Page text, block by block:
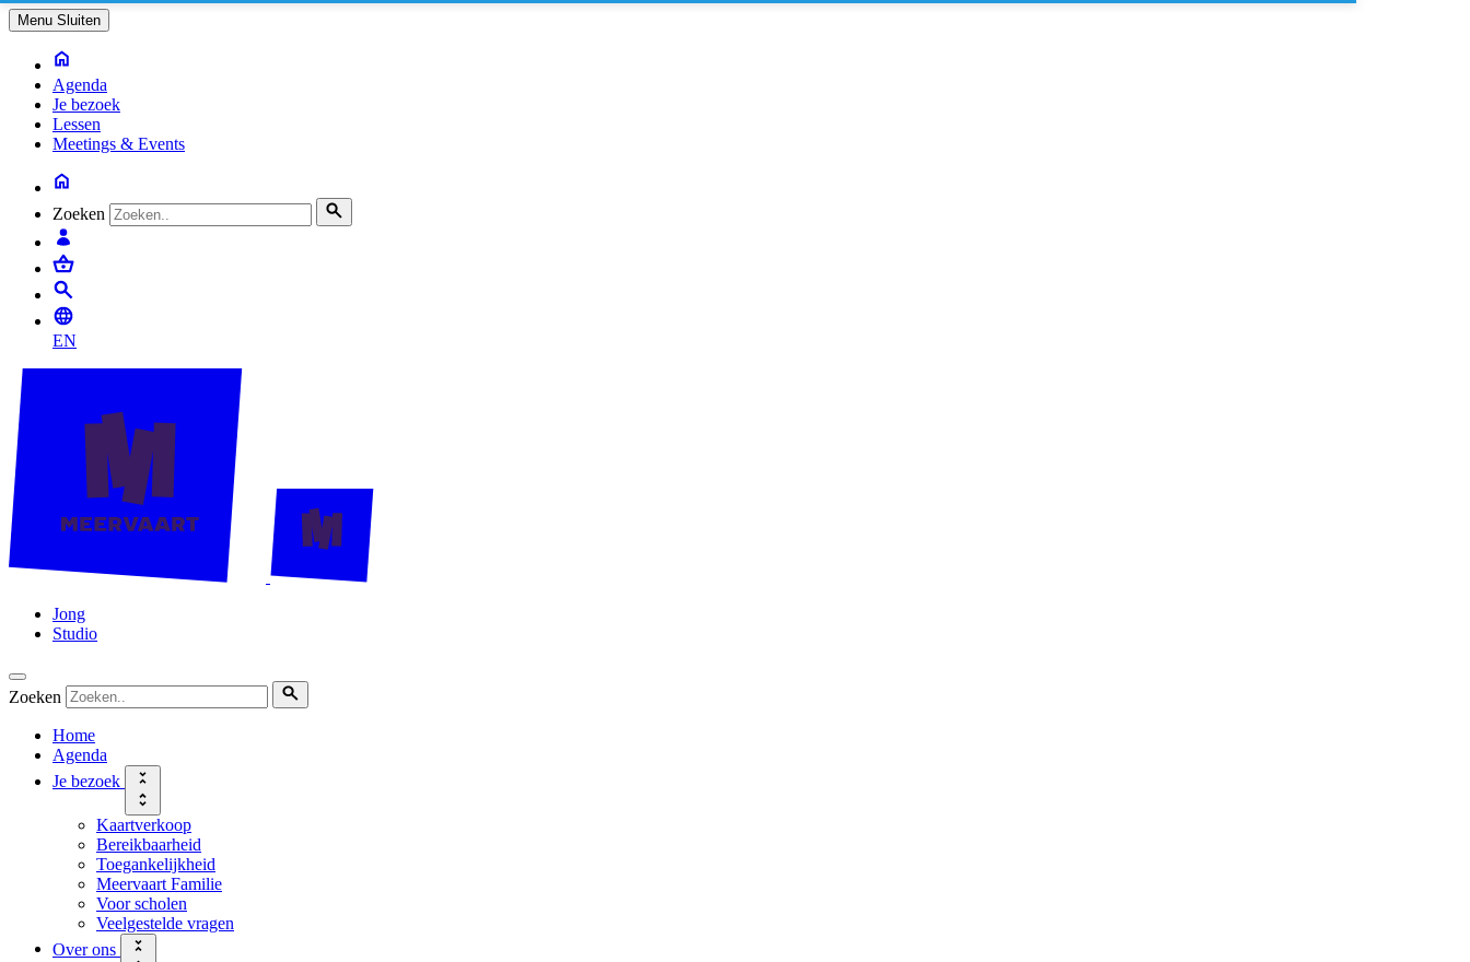
Menu Sluiten
Agenda
Je bezoek
Lessen
Meetings & Events
Zoeken
EN
Jong
Studio
Zoeken
Home
Agenda
Je bezoek
Kaartverkoop
Bereikbaarheid
Toegankelijkheid
Meervaart Familie
Voor scholen
Veelgestelde vragen
Over ons